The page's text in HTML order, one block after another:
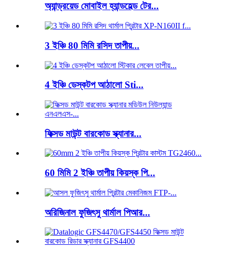
অ্যান্ড্রয়েড মোবাইল হ্যান্ডহেল্ড টের...
3 ইঞ্চি 80 মিমি রসিদ তাপীয়...
4 ইঞ্চি ডেস্কটপ আঠালো Sti...
ফিক্সড মাউন্ট বারকোড স্ক্যানার...
60 মিমি 2 ইঞ্চি তাপীয় কিয়স্ক পি...
অরিজিনাল ফুজিৎসু থার্মাল পিআর...